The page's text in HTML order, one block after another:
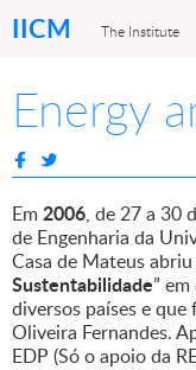
IICM The Institute
Energy
Em2006, de 27 a 30
de Engenharia da
Casa de Mateus
Sustentabilidade”
diversos países e
Oliveira Fernandes.
EDP (Só o apoio da